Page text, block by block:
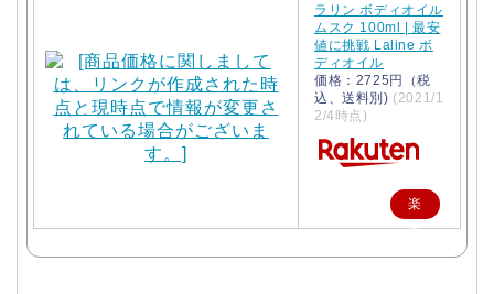
ラリン ボディオイル
ムスク 100ml | 最安
値に挑戦 Laline ボ
ディオイル
価格：2725円（税
込、送料別) (2021/1
2/4時点)
楽
天